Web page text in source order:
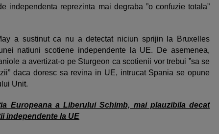
independenta reprezinta mai degraba ”o confuzie totala”
a sustinut ca nu a detectat niciun sprijin la Bruxelles
natiuni scotiene independente la UE. De asemenea,
a avertizat-o pe Sturgeon ca scotienii vor trebui ”sa se
daca doresc sa revina in UE, intrucat Spania se opune
Unit.
Europeana a Liberului Schimb, mai plauzibila decat
independente la UE